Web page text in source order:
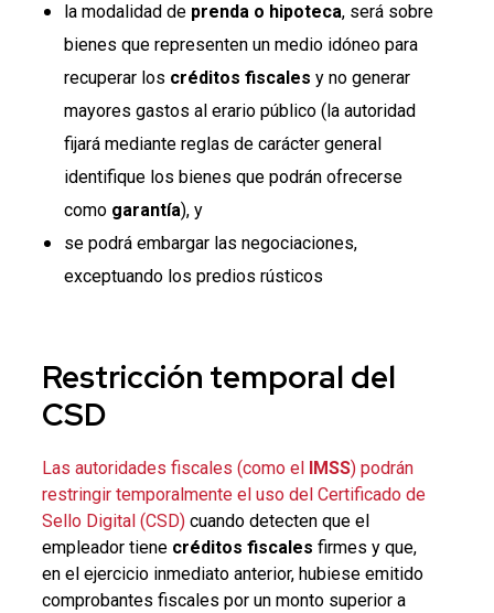
la modalidad de prenda o hipoteca, será sobre
bienes que representen un medio idóneo para
recuperar los créditos fiscales y no generar
mayores gastos al erario público (la autoridad
fijará mediante reglas de carácter general
identifique los bienes que podrán ofrecerse
como garantía), y
se podrá embargar las negociaciones,
exceptuando los predios rústicos
Restricción temporal del
CSD
Las autoridades fiscales (como el IMSS) podrán
restringir temporalmente el uso del Certificado de
Sello Digital (CSD) cuando detecten que el
empleador tiene créditos fiscales firmes y que,
en el ejercicio inmediato anterior, hubiese emitido
comprobantes fiscales por un monto superior a